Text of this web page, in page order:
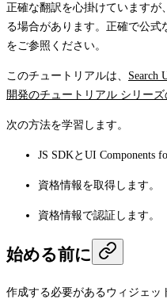
正確な翻訳を心掛けています
る場合があります。正確で公式
をご参照ください。
このチュートリアルは、 Search
開発のチュートリアル シリーズ
次の方法を学習します。
JS SDKとUI Components
資格情報を取得します。
資格情報で認証します。
始める前に
作成する必要があるウィジェッ